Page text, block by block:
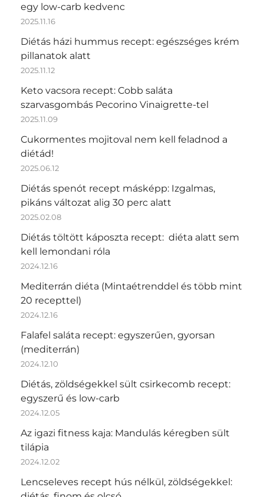
egy low-carb kedvenc
2025.11.16
Diétás házi hummus recept: egészséges krém
pillanatok alatt
2025.11.12
Keto vacsora recept: Cobb saláta
szarvasgombás Pecorino Vinaigrette-tel
2025.11.09
Cukormentes mojitoval nem kell feladnod a
diétád!
2025.06.12
Diétás spenót recept másképp: Izgalmas,
pikáns változat alig 30 perc alatt
2025.02.08
Diétás töltött káposzta recept: diéta alatt sem
kell lemondani róla
2024.12.16
Mediterrán diéta (Mintaétrenddel és több mint
20 recepttel)
2024.12.16
Falafel saláta recept: egyszerűen, gyorsan
(mediterrán)
2024.12.10
Diétás, zöldségekkel sült csirkecomb recept:
egyszerű és low-carb
2024.12.05
Az igazi fitness kaja: Mandulás kéregben sült
tilápia
2024.12.02
Lencseleves recept hús nélkül, zöldségekkel: